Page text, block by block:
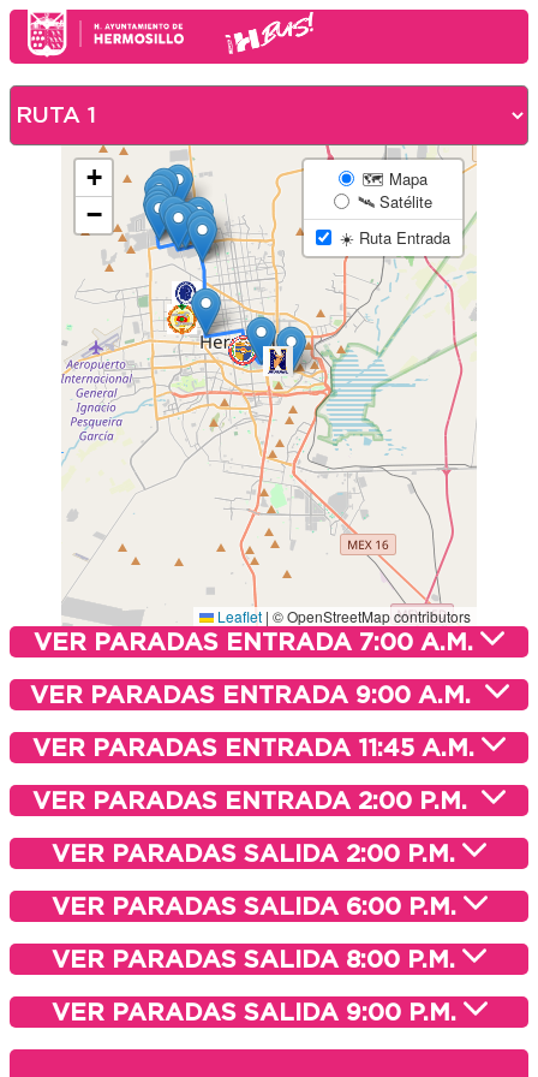
+
−
🗺️ Mapa
🛰️ Satélite
☀️ Ruta Entrada
Leaflet | © OpenStreetMap contributors
VER PARADAS ENTRADA 7:00 A.M.
VER PARADAS ENTRADA 9:00 A.M.
VER PARADAS ENTRADA 11:45 A.M.
VER PARADAS ENTRADA 2:00 P.M.
VER PARADAS SALIDA 2:00 P.M.
VER PARADAS SALIDA 6:00 P.M.
VER PARADAS SALIDA 8:00 P.M.
VER PARADAS SALIDA 9:00 P.M.